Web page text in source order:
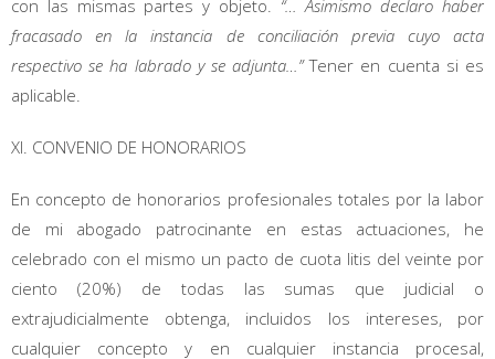
con las mismas partes y objeto. “… Asimismo declaro haber
fracasado en la instancia de conciliación previa cuyo acta
respectivo se ha labrado y se adjunta…”Tener en cuenta si es
aplicable.
XI. CONVENIO DE HONORARIOS
En concepto de honorarios profesionales totales por la labor
de mi abogado patrocinante en estas actuaciones, he
celebrado con el mismo un pacto de cuota litis del veinte por
ciento (20%) de todas las sumas que judicial o
extrajudicialmente obtenga, incluidos los intereses, por
cualquier concepto y en cualquier instancia procesal,